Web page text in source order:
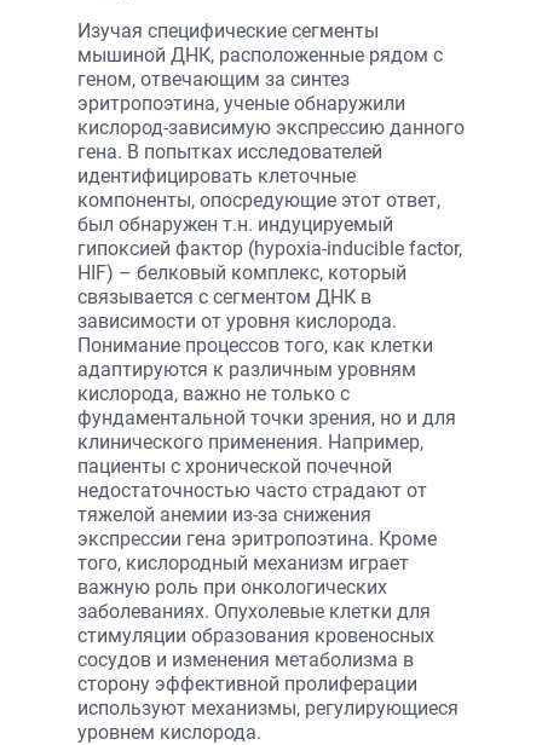
Изучая специфические сегменты
мышиной ДНК, расположенные рядом с
геном, отвечающим за синтез
эритропоэтина, ученые обнаружили
кислород-зависимую экспрессию данного
гена. В попытках исследователей
идентифицировать клеточные
компоненты, опосредующие этот ответ,
был обнаружен т.н. индуцируемый
гипоксией фактор (hypoxia-inducible factor,
HIF) – белковый комплекс, который
связывается с сегментом ДНК в
зависимости от уровня кислорода.
Понимание процессов того, как клетки
адаптируются к различным уровням
кислорода, важно не только с
фундаментальной точки зрения, но и для
клинического применения. Например,
пациенты с хронической почечной
недостаточностью часто страдают от
тяжелой анемии из-за снижения
экспрессии гена эритропоэтина. Кроме
того, кислородный механизм играет
важную роль при онкологических
заболеваниях. Опухолевые клетки для
стимуляции образования кровеносных
сосудов и изменения метаболизма в
сторону эффективной пролиферации
используют механизмы, регулирующиеся
уровнем кислорода.